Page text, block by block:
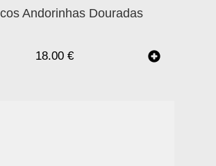
Andorinhas Douradas
18.00 €